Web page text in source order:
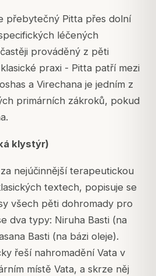
přebytečný Pitta přes dolní
léčených
prováděný z pěti
praxi - Pitta patří mezi
a Virechana je jedním z
primárních zákroků, pokud
klystýr)
nejúčinnější terapeutickou
textech, popisuje se
všech pěti dohromady pro
dva typy: Niruha Basti (na
Basti (na bázi oleje).
řeší nahromadění Vata v
místě Vata, a skrze něj